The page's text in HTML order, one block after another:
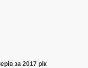
за 2017 рік